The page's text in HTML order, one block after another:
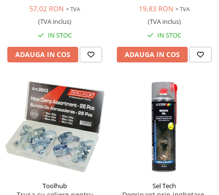
57,02 RON + TVA
(TVA inclus)
IN STOC
ADAUGA IN COS
19,83 RON + TVA
(TVA inclus)
IN STOC
ADAUGA IN COS
Toolhub Sel Tech